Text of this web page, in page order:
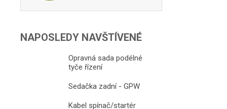
NAPOSLEDY NAVŠTÍVENÉ
Opravná sada podélné
tyče řízení
Sedačka zadní - GPW
Kabel spínač/startér